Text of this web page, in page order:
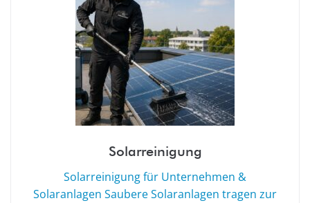
Solarreinigung
Solarreinigung für Unternehmen &
Solaranlagen Saubere Solaranlagen tragen zur